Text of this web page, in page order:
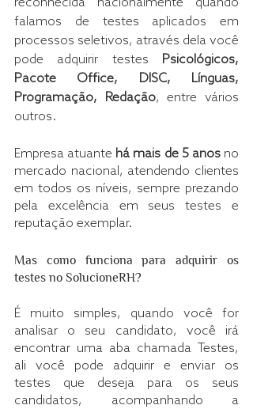
falamos de testes aplicados em
processos seletivos, através dela você
pode adquirir testes
Psicológicos,
Pacote Office, DISC, Línguas,
Programação, Redação, entre vários
outros.
Empresa atuante há mais de 5 anos no
mercado nacional, atendendo clientes
em todos os níveis, sempre prezando
pela excelência em seus testes e
reputação exemplar.
Mas como funciona para adquirir os
testes no SolucioneRH?
É muito simples, quando você for
analisar o seu candidato, você irá
encontrar uma aba chamada Testes,
ali você pode adquirir e enviar os
testes que deseja para os seus
candidatos, acompanhando a